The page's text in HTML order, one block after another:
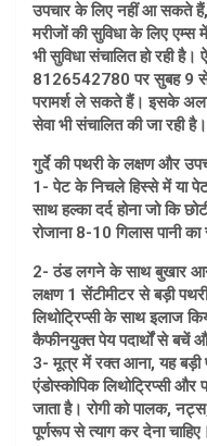
उपचार के लिए नहीं आ सकते
मरीजों की सुविधा के लिए एम्स
भी सुविधा संचालित हो रही
8126542780 पर सुबह 9 से
परामर्श ले सकते हैं। इसके
सेवा भी संचालित की जा रही है।
गुर्दे की पथरी के लक्षण और
1- पेट के निचले हिस्से में या
साथ हल्का दर्द होना जो कि
रोजाना 8-10 गिलास पानी
2- ठंड लगने के साथ बुखार
लक्षण 1 सेंटीमीटर से बड़ी
लिथोट्रिप्सी के साथ इलाज
कैफीनयुक्त पेय पदार्थों से बचें
3- मूत्र में रक्त आना, यह
एंडोस्कोपिक लिथोट्रिप्सी और
जाता है। रोगी को पालक,
पूर्णरूप से त्याग कर देना